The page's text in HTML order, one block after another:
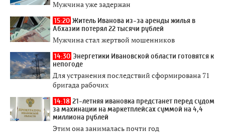
Мужчина уже задержан
15:20 Житель Иванова из-за аренды жилья в
Абхазии потерял 22 тысячи рублей
Мужчина стал жертвой мошенников
14:30 Энергетики Ивановской области готовятся к
непогоде
Для устранения последствий сформирована 71
бригада рабочих
14:18 21-летняя ивановка предстанет перед судом
за махинации на маркетплейсах суммой на 4,4
миллиона рублей
Этим она занималась почти год